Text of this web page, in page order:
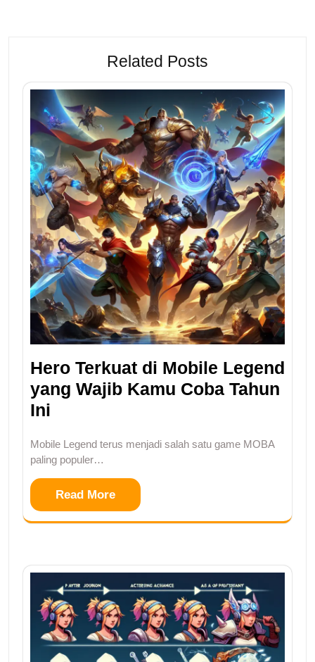
Related Posts
Hero Terkuat di Mobile Legend
yang Wajib Kamu Coba Tahun
Ini
Mobile Legend terus menjadi salah satu game MOBA
paling populer…
Read More